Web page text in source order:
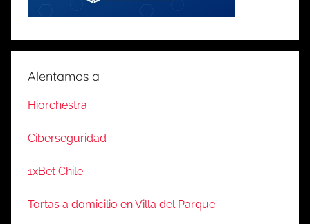
Alentamos a
Hiorchestra
Ciberseguridad
1xBet Chile
Tortas a domicilio en Villa del Parque